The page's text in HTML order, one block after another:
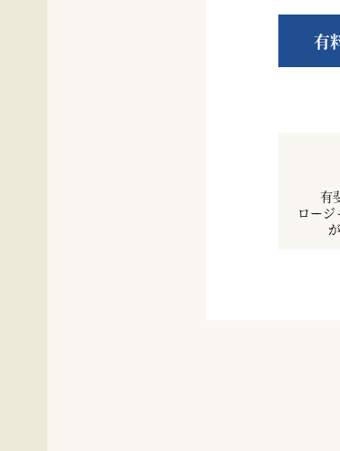
有
有
ロー